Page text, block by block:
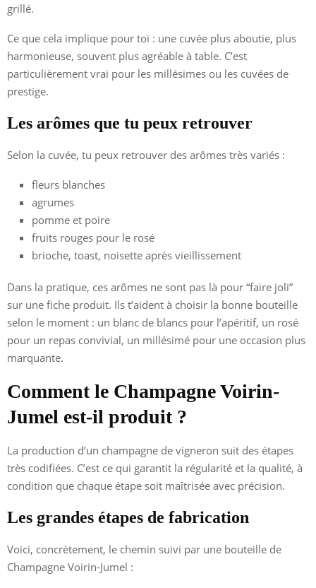
grillé.
Ce que cela implique pour toi : une cuvée plus aboutie, plus
harmonieuse, souvent plus agréable à table. C’est
particulièrement vrai pour les millésimes ou les cuvées de
prestige.
Les arômes que tu peux retrouver
Selon la cuvée, tu peux retrouver des arômes très variés :
fleurs blanches
agrumes
pomme et poire
fruits rouges pour le rosé
brioche, toast, noisette après vieillissement
Dans la pratique, ces arômes ne sont pas là pour “faire joli”
sur une fiche produit. Ils t’aident à choisir la bonne bouteille
selon le moment : un blanc de blancs pour l’apéritif, un rosé
pour un repas convivial, un millésimé pour une occasion plus
marquante.
Comment le Champagne Voirin-
Jumel est-il produit ?
La production d’un champagne de vigneron suit des étapes
très codifiées. C’est ce qui garantit la régularité et la qualité, à
condition que chaque étape soit maîtrisée avec précision.
Les grandes étapes de fabrication
Voici, concrètement, le chemin suivi par une bouteille de
Champagne Voirin-Jumel :